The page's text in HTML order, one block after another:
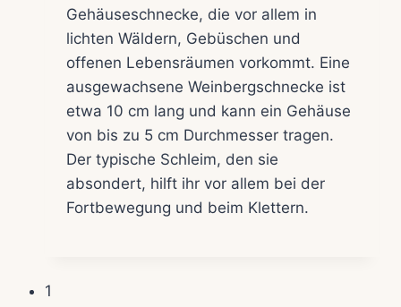
Gehäuseschnecke, die vor allem in
lichten Wäldern, Gebüschen und
offenen Lebensräumen vorkommt. Eine
ausgewachsene Weinbergschnecke ist
etwa 10 cm lang und kann ein Gehäuse
von bis zu 5 cm Durchmesser tragen.
Der typische Schleim, den sie
absondert, hilft ihr vor allem bei der
Fortbewegung und beim Klettern.
1